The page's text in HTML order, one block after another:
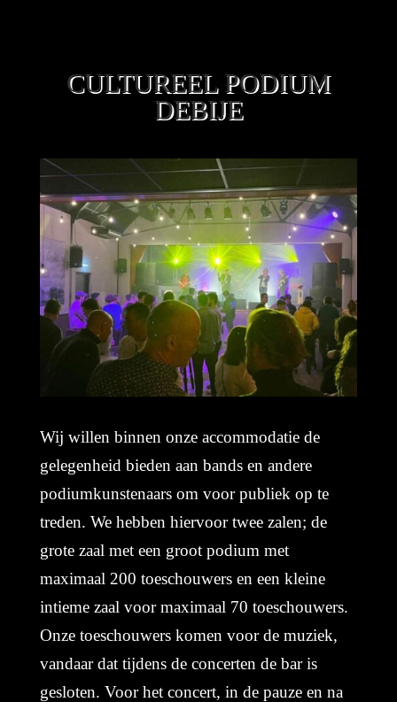
CULTUREEL PODIUM
DEBIJE
Wij willen binnen onze accommodatie de
gelegenheid bieden aan bands en andere
podiumkunstenaars om voor publiek op te
treden. We hebben hiervoor twee zalen; de
grote zaal met een groot podium met
maximaal 200 toeschouwers en een kleine
intieme zaal voor maximaal 70 toeschouwers.
Onze toeschouwers komen voor de muziek,
vandaar dat tijdens de concerten de bar is
gesloten. Voor het concert, in de pauze en na